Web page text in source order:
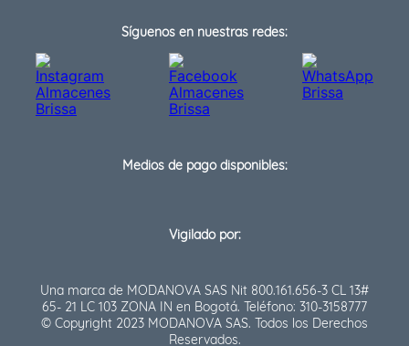
Síguenos en nuestras redes:
Medios de pago disponibles:
Vigilado por:
Una marca de MODANOVA SAS Nit 800.161.656-3 CL 13#
65- 21 LC 103 ZONA IN en Bogotá. Teléfono: 310-3158777
© Copyright 2023 MODANOVA SAS. Todos los Derechos
Reservados.